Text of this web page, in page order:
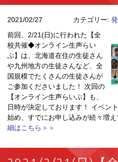
2021/02/27 カテゴリー:
前回、2/21(日)に行われた【全
校共催◆オンライン生声らい
ぶ】は、北海道在住の生徒さん
や九州地方の生徒さんなど、全
国規模でたくさんの生徒さんが
ご参加くださいました！ 次回の
【オンライン生声らいぶ】も、
日時が決定しております！ イベン
始め、すでにお申し込みが続々増
細はこちら＞＞